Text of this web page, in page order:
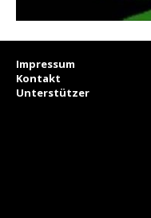
Impressum
Kontakt
Unterstützer